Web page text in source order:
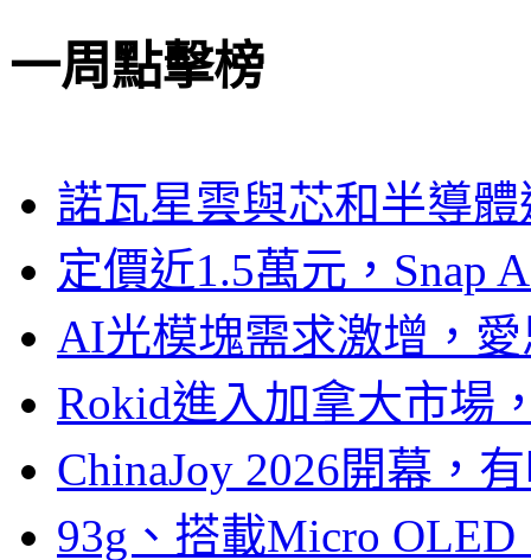
一周點擊榜
諾瓦星雲與芯和半導
定價近1.5萬元，Snap
AI光模塊需求激增，
Rokid進入加拿大市場
ChinaJoy 2026開幕，
93g、搭載Micro